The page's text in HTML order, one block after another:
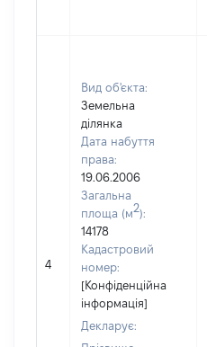
4
Вид об'єкта:
Земельна
ділянка
Дата набуття
права:
19.06.2006
Загальна
площа (м2):
14178
Кадастровий
номер:
[Конфіденційна
інформація]
Декларує: